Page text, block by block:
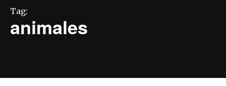
Tag:
animales